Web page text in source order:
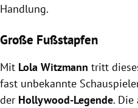
Handlung.
Große Fußstapfen
Mit Lola Witzmann tritt
fast unbekannte
der Hollywood-Legende.